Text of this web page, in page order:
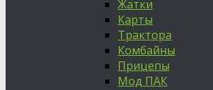
Жатки
Карты
Трактора
Комбайны
Прицепы
Мод ПАК